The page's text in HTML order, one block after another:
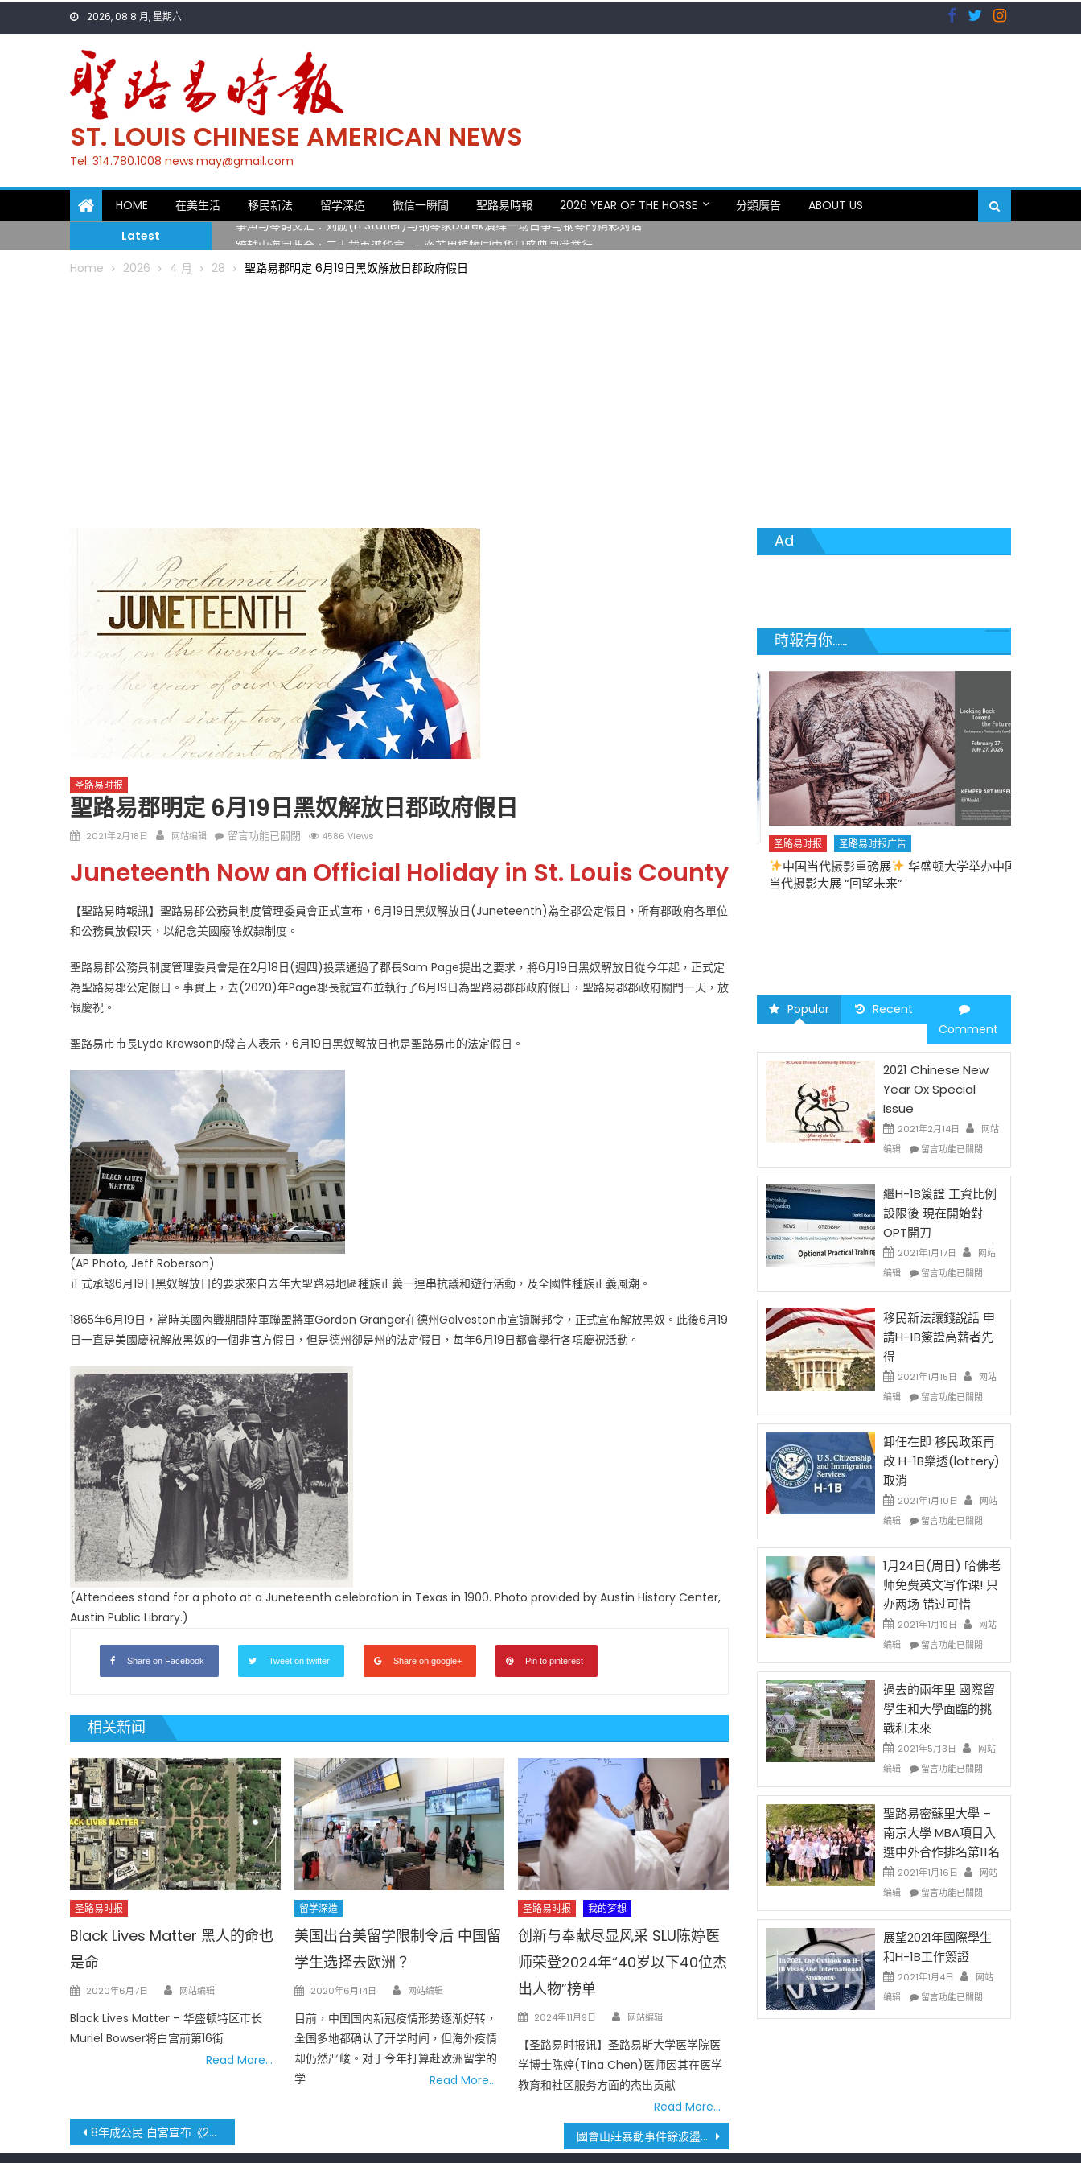
2026, 08 8 月, 星期六
ST. LOUIS CHINESE AMERICAN NEWS
Tel: 314.780.1008 news.may@gmail.com
HOME 在美生活 移民新法 留学深造 微信一瞬間 聖路易時報 2026 YEAR OF THE HORSE 分類廣告
ABOUT US
Latest
一晃三十年，初夏又相逢。中华日，等你来赴约 —— 密苏里植物园“中华日三十周年特别报道（五）
筝声与琴韵交汇：刘励(Li Statler)与钢琴家Darek演绎一场古筝与钢琴的精彩对话
跨越山海同此会，三十载再谱华章——密苏里植物园中华日盛典圆满举行
三十二载跨越时空的相逢
Home 2026 4 月 28 聖路易郡明定 6月19日黑奴解放日郡政府假日
圣路易时报
聖路易郡明定 6月19日黑奴解放日郡政府假日
Posted
2021年2月18日 Author
网站编辑
在
路
郡
明
6
月
黑
解
放
日
郡
政
府
假
日〉
中
留言功能已關閉 4586 Views
Juneteenth Now an Official Holiday in St. Louis County
【聖路易時報訊】聖路易郡公務員制度管理委員會正式宣布，6月19日黑奴解放日(Juneteenth)為全郡公定假日，所有郡政府各單位
和公務員放假1天，以紀念美國廢除奴隸制度。
聖路易郡公務員制度管理委員會是在2月18日(週四)投票通過了郡長Sam Page提出之要求，將6月19日黑奴解放日從今年起，正式定
為聖路易郡公定假日。事實上，去(2020)年Page郡長就宣布並執行了6月19日為聖路易郡郡政府假日，聖路易郡郡政府關門一天，放
假慶祝。
聖路易市市長Lyda Krewson的發言人表示，6月19日黑奴解放日也是聖路易市的法定假日。
(AP Photo, Jeff Roberson)
正式承認6月19日黑奴解放日的要求來自去年大聖路易地區種族正義一連串抗議和遊行活動，及全國性種族正義風潮。
1865年6月19日，當時美國內戰期間陸軍聯盟將軍Gordon Granger在德州Galveston市宣讀聯邦令，正式宣布解放黑奴。此後6月19
日一直是美國慶祝解放黑奴的一個非官方假日，但是德州卻是州的法定假日，每年6月19日都會舉行各項慶祝活動。
(Attendees stand for a photo at a Juneteenth celebration in Texas in 1900. Photo provided by Austin History Center,
Austin Public Library.)
Share on Facebook Tweet on twitter Share on google+ Pin to pinterest
相关新闻
圣路易时报
Black Lives Matter 黑人的命也
是命
Posted
2020年6月7日 Author
网站编辑
Black Lives Matter – 华盛顿特区市长
Muriel Bowser将白宫前第16街
Read More…
留学深造
美国出台美留学限制令后 中国留
学生选择去欧洲？
Posted
2020年6月14日 Author
网站编辑
目前，中国国内新冠疫情形势逐渐好转，
全国多地都确认了开学时间，但海外疫情
却仍然严峻。对于今年打算赴欧洲留学的
学
Read More…
圣路易时报 我的梦想
创新与奉献尽显风采 SLU陈婷医
师荣登2024年“40岁以下40位杰
出人物”榜单
Posted
2024年11月9日 Author
网站编辑
【圣路易时报讯】圣路易斯大学医学院医
学博士陈婷(Tina Chen)医师因其在医学
教育和社区服务方面的杰出贡献
Read More…
文8年成公民 白宮宣布《2021年美國公民法》全面改革移民法案 通過與否前途未卜 國會山莊暴動事件餘波盪漾 警察有英雄、有停職、有接受調查
Ad
時報有你......
Lu Team 卢长志
圣路易时报广告
免费健康检查 无需预约 免费赠送血压计供符合
条件者使用 欢迎参加索取! 4月18日星期六 上午
9点至中午 Grace UM Church
圣路易时报 圣路易时报广告
了解您的数字! 3月21日星期六 上午9点至中午
Grace UM Church 免费健康检查
圣路易时报 圣路易时报广告
中国当代摄影重磅展
华盛顿大学举办中国
当代摄影大展 “回望未来”
Popular
Recent
Comment
2021 Chinese New
Year Ox Special
Issue
2021年2月14日
网站
编辑
在
Chinese
New
Year
Ox
Special
Issue〉
中
留言功能已關閉
繼H-1B簽證 工資比例
設限後 現在開始對
OPT開刀
2021年1月17日
网站
编辑
在
H-
1B
簽
證
資
比
設
限
後
現
開
始
對
OPT
開
刀〉
中
留言功能已關閉
移民新法讓錢說話 申
請H-1B簽證高薪者先
得
2021年1月15日
网站
编辑
在
民
新
法
讓
說
話
請
H-
1B
簽
證
高
薪
者
先
得〉
中
留言功能已關閉
卸任在即 移民政策再
改 H-1B樂透(lottery)
取消
2021年1月10日
网站
编辑
在
任
在
即
移
民
政
策
改
H-
1B
樂
透
(lottery)
取
消〉
中
留言功能已關閉
1月24日(周日) 哈佛老
师免费英文写作课! 只
办两场 错过可惜
2021年1月19日
网站
编辑
在
月
24
日
(周
日)
哈
佛
师
免
费
英
文
写
作
课!
只
办
场
错
过
惜〉
留言功能已關閉
過去的兩年里 國際留
學生和大學面臨的挑
戰和未來
2021年5月3日
网站
编辑
在
去
的
兩
年
里
國
際
學
生
大
學
面
留言功能已關閉
聖路易密蘇里大學 –
南京大學 MBA項目入
選中外合作排名第11名
2021年1月16日
网站
编辑
在
路
易
密
蘇
里
大
留言功能已關閉
展望2021年國際學生
和H-1B工作簽證
2021年1月4日
网站
编辑
在
留言功能已關閉